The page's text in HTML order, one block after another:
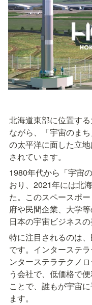
北海道東部に位置す
ながら、「宇宙のま
の太平洋に面した立
されています。
1980年代から「宇宙
おり、2021年には北
た。このスペースポ
府や民間企業、大学
日本の宇宙ビジネス
特に注目されるのは
です。インターステ
ンターステラテクノ
う会社で、低価格で
ことで、誰もが宇宙
ます。